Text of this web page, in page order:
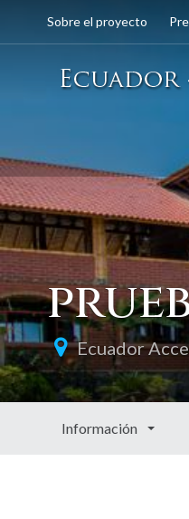
Sobre el proyecto
Ecuador
Información